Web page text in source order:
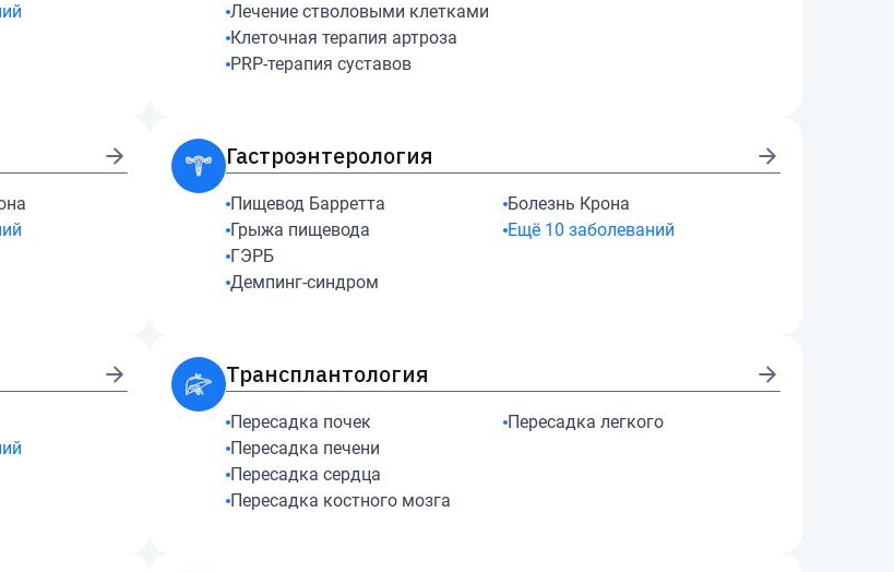
Лечение стволовыми клетками
Клеточная терапия артроза
PRP-терапия суставов
Гастроэнтерология
Пищевод Барретта
Грыжа пищевода
ГЭРБ
Демпинг-синдром
Болезнь Крона
Ещё 10 заболеваний
Трансплантология
Пересадка почек
Пересадка печени
Пересадка сердца
Пересадка костного мозга
Пересадка легкого